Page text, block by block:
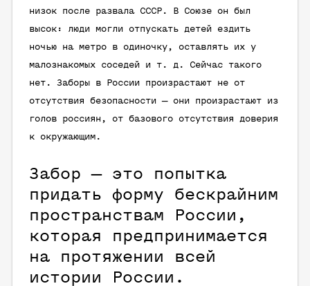
низок после развала СССР. В Союзе он был
высок: люди могли отпускать детей ездить
ночью на метро в одиночку, оставлять их у
малознакомых соседей и т. д. Сейчас такого
нет. Заборы в России произрастают не от
отсутствия безопасности — они произрастают из
голов россиян, от базового отсутствия доверия
к окружающим.
Забор — это попытка
придать форму бескрайним
пространствам России,
которая предпринимается
на протяжении всей
истории России.